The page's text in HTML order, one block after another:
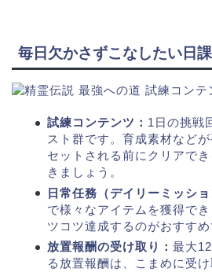
毎日欠かさずこなしたい日課
試練コンテンツ： 1日の挑戦
スト群です。育成素材など
セットされる前にクリアで
きましょう。
日常任務（デイリーミッショ
で様々なアイテムを獲得で
ツコツ達成するのがおすすめ
放置報酬の受け取り： 最大
る放置報酬は、こまめに受